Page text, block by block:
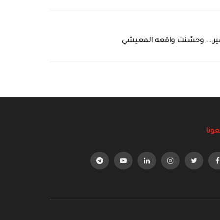
وحسّنت واقعه المعيشي